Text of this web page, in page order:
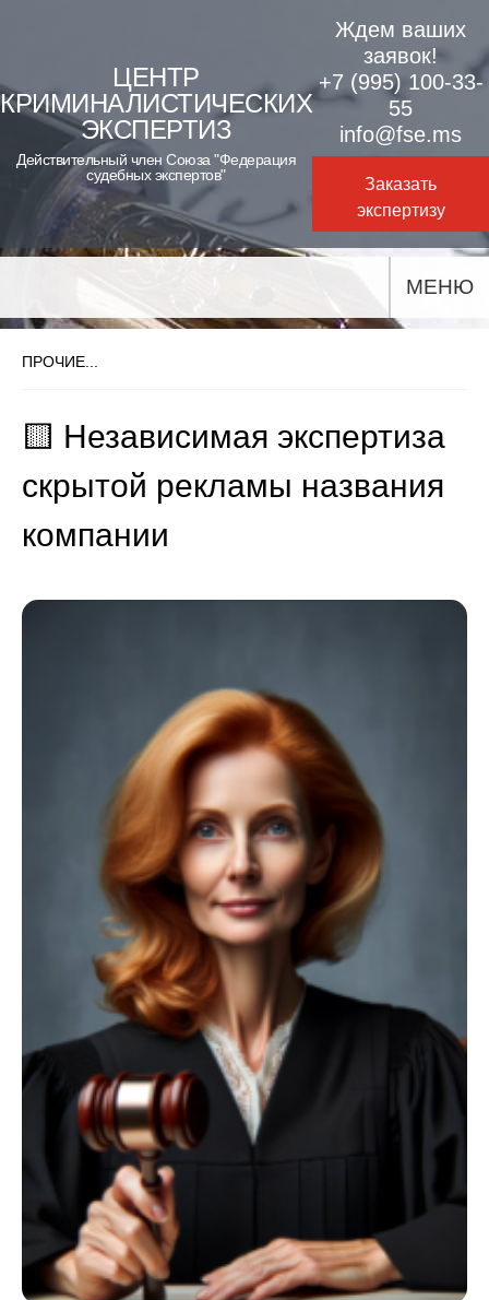
content
ЦЕНТР
КРИМИНАЛИСТИЧЕСКИХ
ЭКСПЕРТИЗ
Действительный член Союза "Федерация
судебных экспертов"
Ждем ваших
заявок!
+7 (995) 100-33-
55
info@fse.ms
Заказать
экспертизу
МЕНЮ
ПРОЧИЕ...
🟨 Независимая экспертиза
скрытой рекламы названия
компании